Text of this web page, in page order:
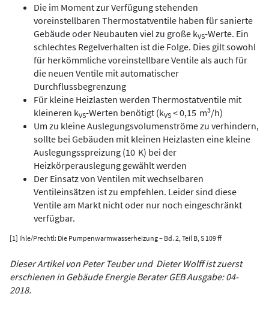
Die im Moment zur Verfügung stehenden
voreinstellbaren Thermostatventile haben für sanierte
Gebäude oder Neubauten viel zu große kVS-Werte. Ein
schlechtes Regelverhalten ist die Folge. Dies gilt sowohl
für herkömmliche voreinstellbare Ventile als auch für
die neuen Ventile mit automatischer
Durchflussbegrenzung
Für kleine Heizlasten werden Thermostatventile mit
kleineren kVS-Werten benötigt (kVS < 0,15 m3/h)
Um zu kleine Auslegungsvolumenströme zu verhindern,
sollte bei Gebäuden mit kleinen Heizlasten eine kleine
Auslegungsspreizung (10 K) bei der
Heizkörperauslegung gewählt werden
Der Einsatz von Ventilen mit wechselbaren
Ventileinsätzen ist zu empfehlen. Leider sind diese
Ventile am Markt nicht oder nur noch eingeschränkt
verfügbar.
[1] Ihle/Prechtl: Die Pumpenwarmwasserheizung – Bd. 2, Teil B, S 109 ff
Dieser Artikel von Peter Teuber und Dieter Wolff ist zuerst
erschienen in Gebäude Energie Berater GEB Ausgabe:04-
2018.